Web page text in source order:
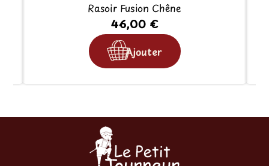
Rasoir Fusion Chêne
46,00 €
Ajouter